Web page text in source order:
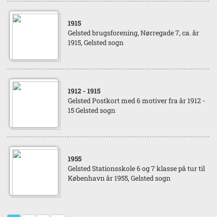
1915
Gelsted brugsforening, Nørregade 7, ca. år
1915, Gelsted sogn
1912 - 1915
Gelsted Postkort med 6 motiver fra år 1912 -
15 Gelsted sogn
1955
Gelsted Stationsskole 6 og 7 klasse på tur til
København år 1955, Gelsted sogn